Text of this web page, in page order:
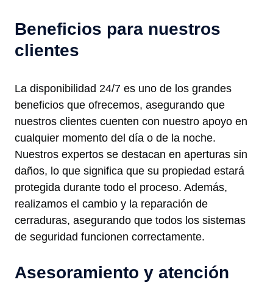
Beneficios para nuestros
clientes
La disponibilidad 24/7 es uno de los grandes
beneficios que ofrecemos, asegurando que
nuestros clientes cuenten con nuestro apoyo en
cualquier momento del día o de la noche.
Nuestros expertos se destacan en aperturas sin
daños, lo que significa que su propiedad estará
protegida durante todo el proceso. Además,
realizamos el cambio y la reparación de
cerraduras, asegurando que todos los sistemas
de seguridad funcionen correctamente.
Asesoramiento y atención